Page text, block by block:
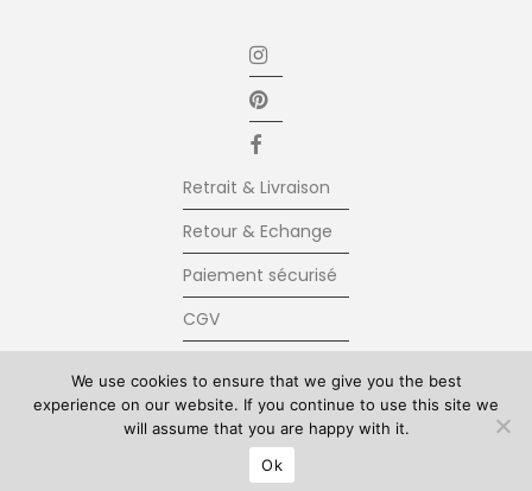
Retrait & Livraison
Retour & Echange
Paiement sécurisé
CGV
Contact
© Kolkhoze 2025, all rights reserved
We use cookies to ensure that we give you the best
experience on our website. If you continue to use this site we
will assume that you are happy with it.
Ok